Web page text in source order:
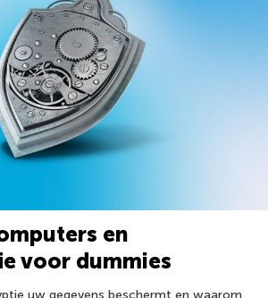
en
voor dummies
uw gegevens beschermt en waarom